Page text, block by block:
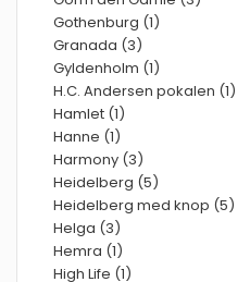
Gothenburg (1)
Granada (3)
Gyldenholm (1)
H.C. Andersen pokalen (1)
Hamlet (1)
Hanne (1)
Harmony (3)
Heidelberg (5)
Heidelberg med knop (5)
Helga (3)
Hemra (1)
High Life (1)